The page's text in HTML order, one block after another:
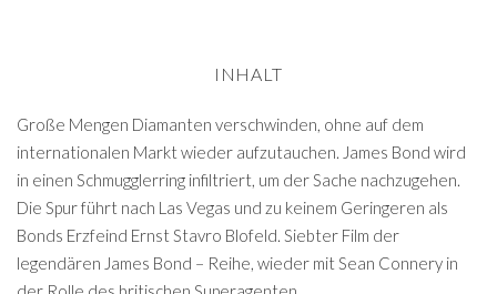
INHALT
Große Mengen Diamanten verschwinden, ohne auf dem
internationalen Markt wieder aufzutauchen. James Bond wird
in einen Schmugglerring infiltriert, um der Sache nachzugehen.
Die Spur führt nach Las Vegas und zu keinem Geringeren als
Bonds Erzfeind Ernst Stavro Blofeld. Siebter Film der
legendären James Bond – Reihe, wieder mit Sean Connery in